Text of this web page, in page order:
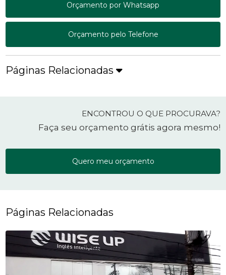
Orçamento por Whatsapp
Orçamento pelo Telefone
Páginas Relacionadas
ENCONTROU O QUE PROCURAVA?
Faça seu orçamento grátis agora mesmo!
Quero meu orçamento
Páginas Relacionadas